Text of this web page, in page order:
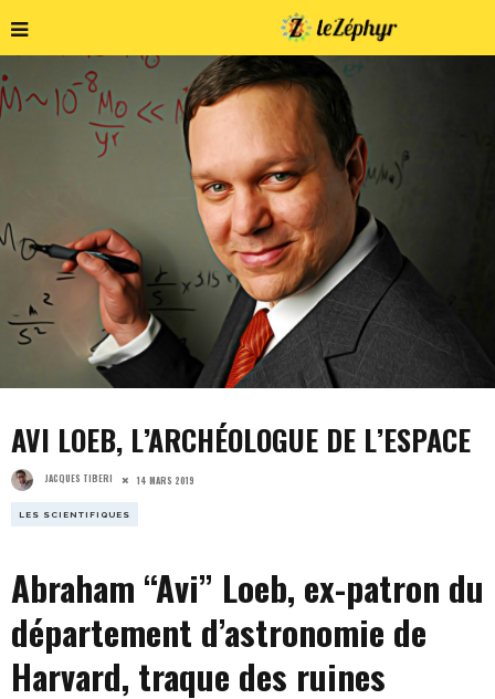
AVI LOEB, L’ARCHÉOLOGUE DE L’ESPACE
JACQUES TIBERI 14 MARS 2019
LES SCIENTIFIQUES
Abraham “Avi” Loeb, ex-patron du
département d’astronomie de
Harvard, traque des ruines